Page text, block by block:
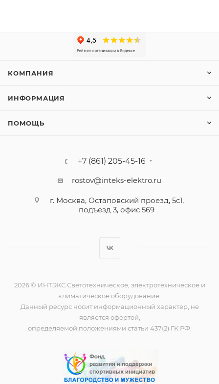
КОМПАНИЯ
ИНФОРМАЦИЯ
ПОМОЩЬ
+7 (861) 205-45-16
rostov@inteks-elektro.ru
г. Москва, Остаповский проезд, 5с1,
подъезд 3, офис 569
2026 © ИНТЭКС Светотехническое, электротехническое и
климатическое оборудование.
Данный ресурс носит информационный характер, не
является офертой,
определяемой положениями статьи 437(2) ГК РФ.